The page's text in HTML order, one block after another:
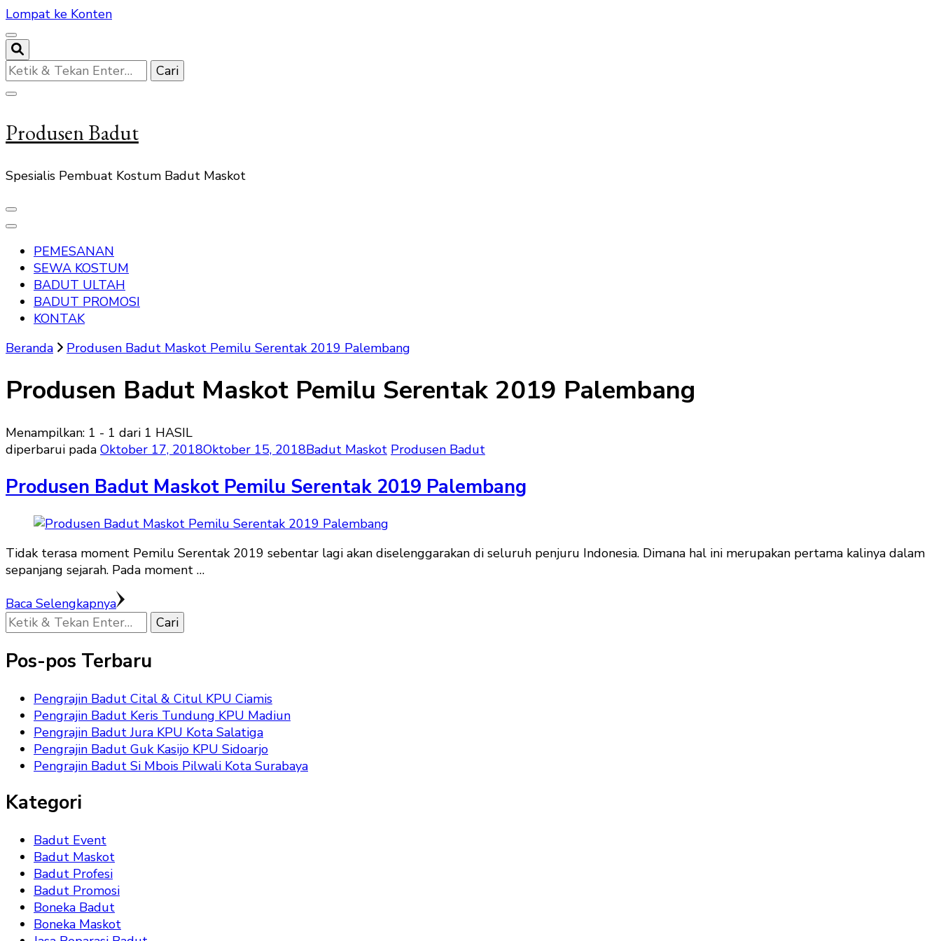
Lompat ke Konten
Mencari
Sesuatu?
Produsen Badut
Spesialis Pembuat Kostum Badut Maskot
PEMESANAN
SEWA KOSTUM
BADUT ULTAH
BADUT PROMOSI
KONTAK
Beranda
Produsen Badut Maskot Pemilu Serentak 2019 Palembang
Produsen Badut Maskot Pemilu Serentak 2019 Palembang
Menampilkan: 1 - 1 dari 1 HASIL
diperbarui pada Oktober 17, 2018Oktober 15, 2018Badut Maskot Produsen Badut
Produsen Badut Maskot Pemilu Serentak 2019 Palembang
Tidak terasa moment Pemilu Serentak 2019 sebentar lagi akan diselenggarakan di seluruh penjuru Indonesia. Dimana hal ini merupakan pertama kalinya dalam
sepanjang sejarah. Pada moment …
Baca Selengkapnya
Mencari
Sesuatu?
Pos-pos Terbaru
Pengrajin Badut Cital & Citul KPU Ciamis
Pengrajin Badut Keris Tundung KPU Madiun
Pengrajin Badut Jura KPU Kota Salatiga
Pengrajin Badut Guk Kasijo KPU Sidoarjo
Pengrajin Badut Si Mbois Pilwali Kota Surabaya
Kategori
Badut Event
Badut Maskot
Badut Profesi
Badut Promosi
Boneka Badut
Boneka Maskot